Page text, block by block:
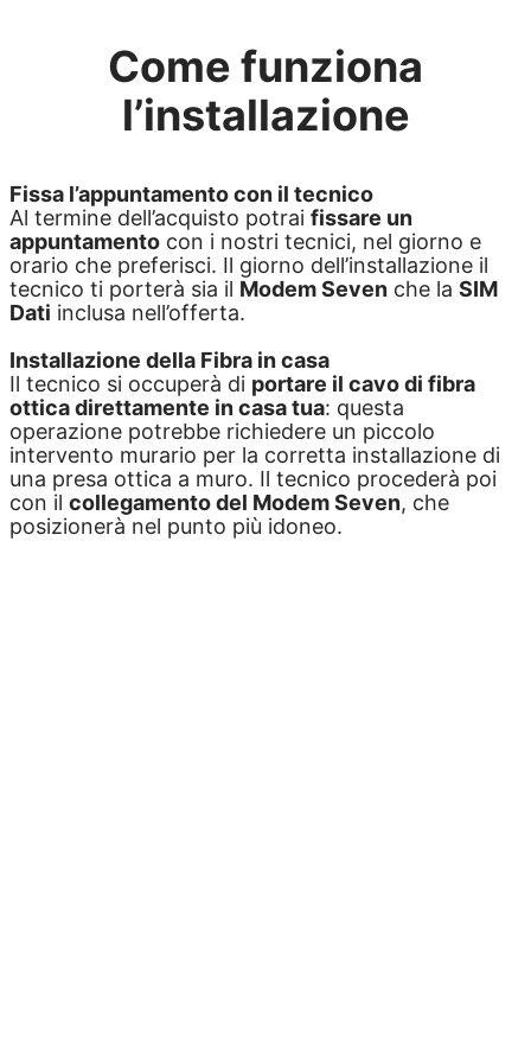
Come funziona
l’installazione
Fissa l’appuntamento con il tecnico
Al termine dell’acquisto potrai fissare un
appuntamento con i nostri tecnici, nel giorno e
orario che preferisci. Il giorno dell’installazione il
tecnico ti porterà sia il Modem Seven che la SIM
Dati inclusa nell’offerta.
Installazione della Fibra in casa
Il tecnico si occuperà di portare il cavo di fibra
ottica direttamente in casa tua: questa
operazione potrebbe richiedere un piccolo
intervento murario per la corretta installazione di
una presa ottica a muro. Il tecnico procederà poi
con il collegamento del Modem Seven, che
posizionerà nel punto più idoneo.